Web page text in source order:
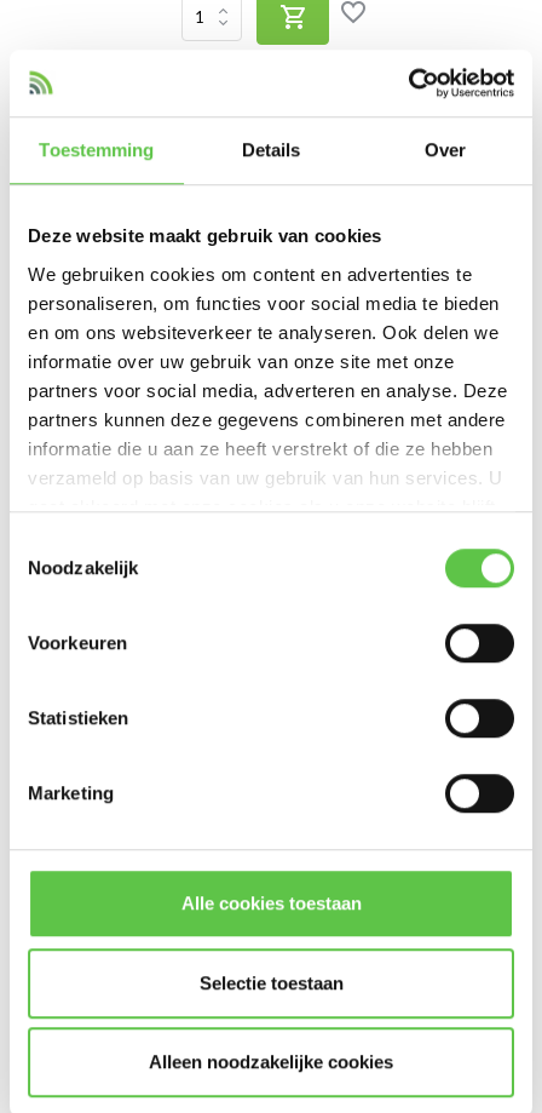
Toestemming Details Over
Deze website maakt gebruik van cookies
We gebruiken cookies om content en advertenties te
personaliseren, om functies voor social media te bieden
en om ons websiteverkeer te analyseren. Ook delen we
informatie over uw gebruik van onze site met onze
partners voor social media, adverteren en analyse. Deze
partners kunnen deze gegevens combineren met andere
informatie die u aan ze heeft verstrekt of die ze hebben
verzameld op basis van uw gebruik van hun services. U
gaat akkoord met onze cookies als u onze website blijft
Noodzakelijk
Voorkeuren
Statistieken
Marketing
Alle cookies toestaan
Selectie toestaan
Alleen noodzakelijke cookies
Cisco Meraki MX450 Enterprise Licentie 10 jaar
Licentie om een Firewall ...
Excl. btw
Cisco Meraki MX450 Enterprise Licentie 5 jaar
Licentie om een Firewall ...
€18.000,00
Cisco Meraki MX250 Advanced Security Licentie
3 jaar
Excl. btw